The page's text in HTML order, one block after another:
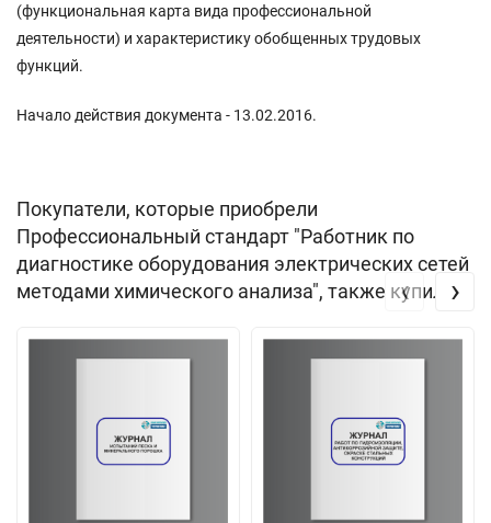
(функциональная карта вида профессиональной
деятельности) и характеристику обобщенных трудовых
функций.
Начало действия документа - 13.02.2016.
Покупатели, которые приобрели
Профессиональный стандарт "Работник по
диагностике оборудования электрических сетей
методами химического анализа", также купили
‹ ›